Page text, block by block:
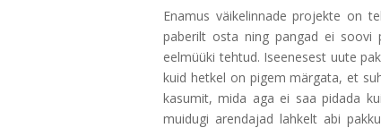
Enamus väikelinnade projekte on
paberilt osta ning pangad ei soovi
eelmüüki tehtud. Iseenesest uute
kuid hetkel on pigem märgata, et
kasumit, mida aga ei saa pidada
muidugi arendajad lahkelt abi